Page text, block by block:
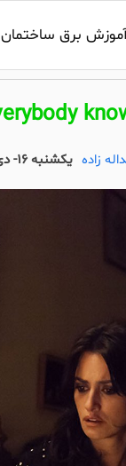
آموزش برق ساختمان
زاده یکشنبه 16- دی ماه-1397